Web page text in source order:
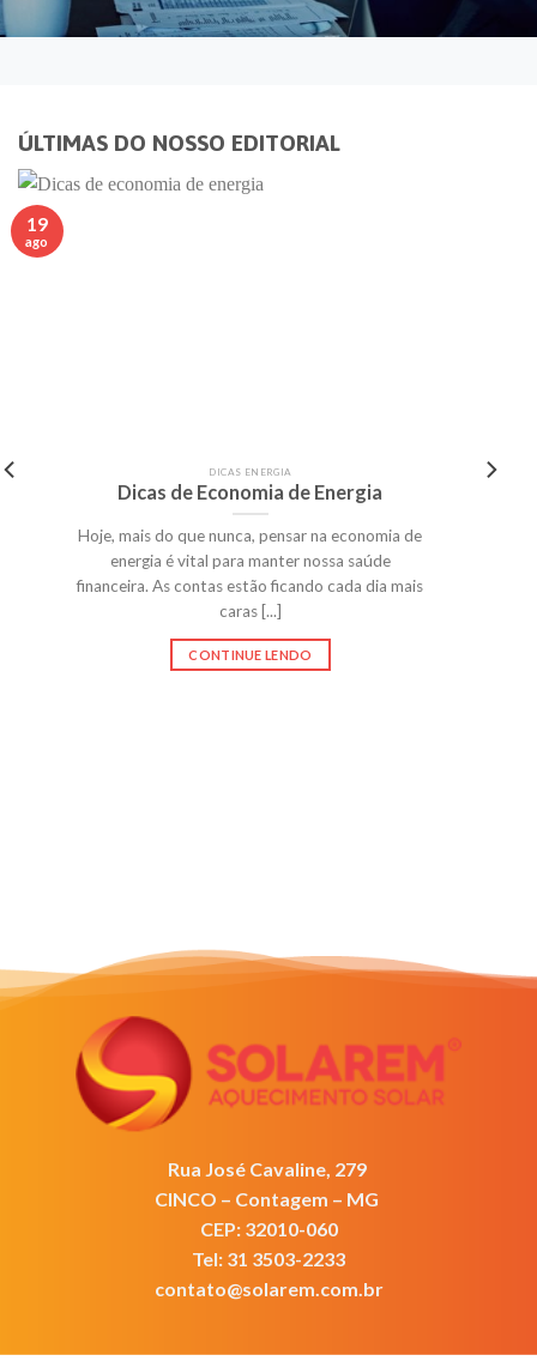
ÚLTIMAS DO NOSSO EDITORIAL
DICAS ENERGIA
Dicas de Economia de Energia
Hoje, mais do que nunca, pensar na economia de
energia é vital para manter nossa saúde
financeira. As contas estão ficando cada dia mais
caras [...]
CONTINUE LENDO
19
ago
Rua José Cavaline, 279
CINCO – Contagem – MG
CEP: 32010-060
Tel: 31 3503-2233
contato@solarem.com.br